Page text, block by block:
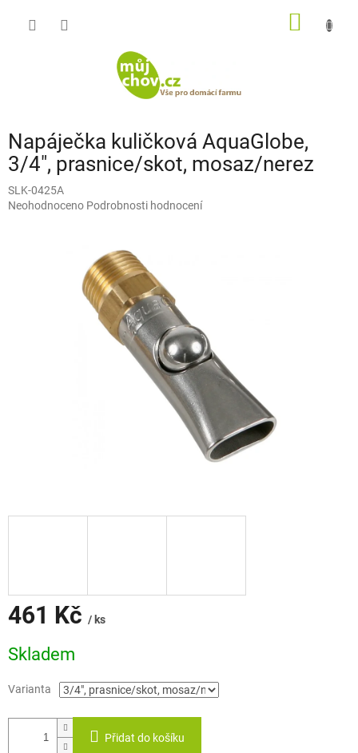
Napáječka kuličková AquaGlobe,
3/4", prasnice/skot, mosaz/nerez
SLK-0425A
Průměrné
Neohodnoceno Podrobnosti hodnocení
461 Kč / ks
cena:
Skladem
Varianta
Přidat do košíku